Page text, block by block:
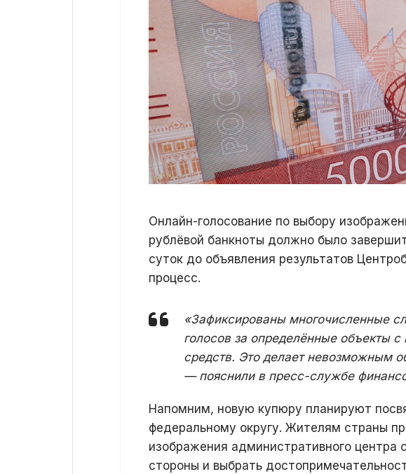
Онлайн-голосование по выбору
рублёвой банкноты должно было
суток до объявления результатов
процесс.
«Зафиксированы многочисленные
голосов за определённые объекты
средств. Это делает невозможным
— пояснили в пресс-службе
Напомним, новую купюру планируют
федеральному округу. Жителям страны
изображения административного центра
стороны и выбрать